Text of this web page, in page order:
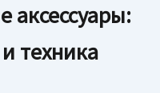
аксессуары:
техника